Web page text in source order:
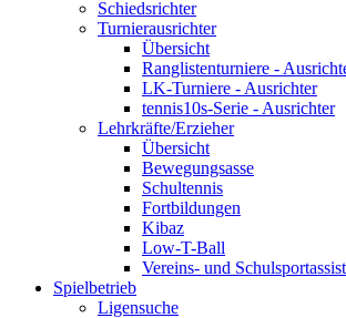
Schiedsrichter
Turnierausrichter
Übersicht
Ranglistenturniere -
LK-Turniere - Ausrichter
tennis10s-Serie - Ausrichter
Lehrkräfte/Erzieher
Übersicht
Bewegungsasse
Schultennis
Fortbildungen
Kibaz
Low-T-Ball
Vereins- und
Spielbetrieb
Ligensuche